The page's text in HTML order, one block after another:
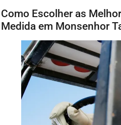
Como Escolher as
Medida em Monsenhor